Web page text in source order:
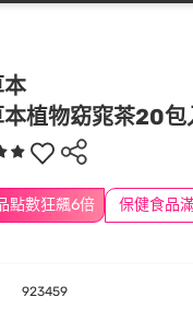
植物窈窕茶20包
點數狂飆6倍
923459